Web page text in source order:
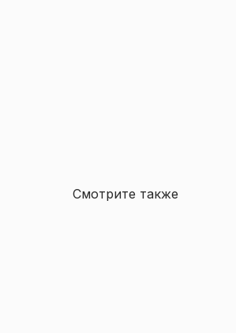
Смотрите также